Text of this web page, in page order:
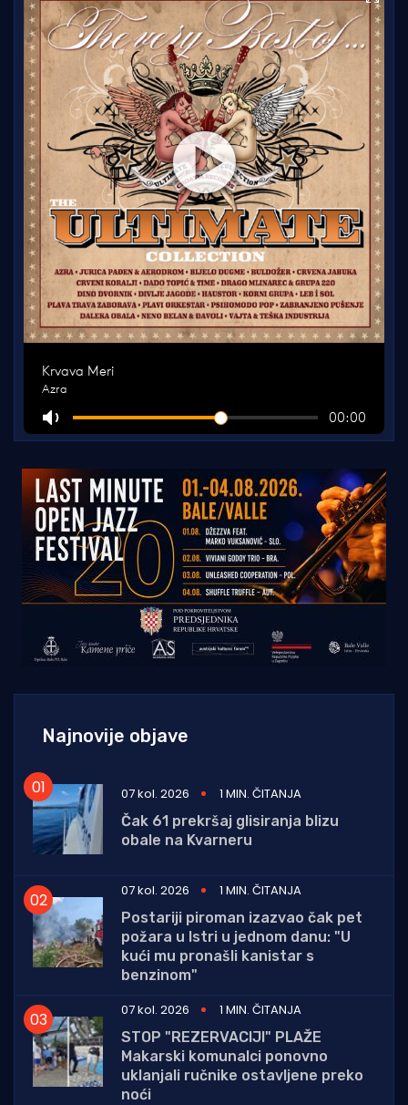
Najnovije objave
07 kol. 2026
1 MIN. ČITANJA
Čak 61 prekršaj glisiranja blizu
obale na Kvarneru
07 kol. 2026
1 MIN. ČITANJA
Postariji piroman izazvao čak pet
požara u Istri u jednom danu: "U
kući mu pronašli kanistar s
benzinom"
07 kol. 2026
1 MIN. ČITANJA
STOP "REZERVACIJI" PLAŽE
Makarski komunalci ponovno
uklanjali ručnike ostavljene preko
noći